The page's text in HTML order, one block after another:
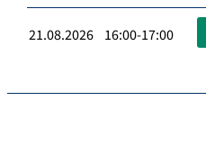
21.08.2026 16:00-17:00